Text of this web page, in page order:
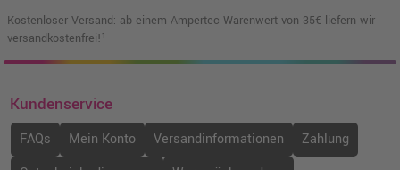
Kostenloser Versand: ab einem Ampertec Warenwert von 35€ liefern wir
versandkostenfrei!¹
Kundenservice
FAQs Mein Konto Versandinformationen
Zahlung